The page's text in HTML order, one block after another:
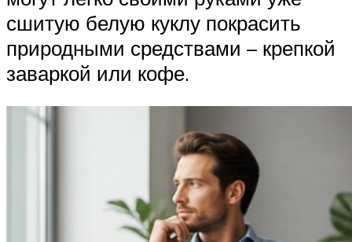
сшитую белую куклу покрасить
природными средствами – крепкой
заваркой или кофе.